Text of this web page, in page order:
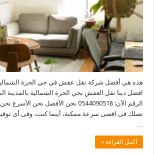
هذه هي أفضل شركة نقل عفش في حي الحرة الشمالية
افضل دينا نقل العفش بحي الحرة الشمالية بالمدينة
الرقم الآن: 0544090518 نحن الأفضل نحن
أكمل القراءة »